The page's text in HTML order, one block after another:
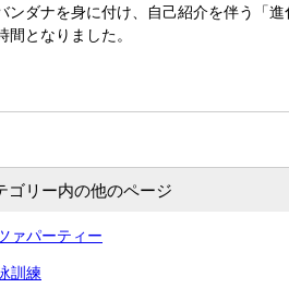
ンダナを身に付け、自己紹介を伴う「
間となりました。
ゴリー内の他のページ
ァパーティー
訓練